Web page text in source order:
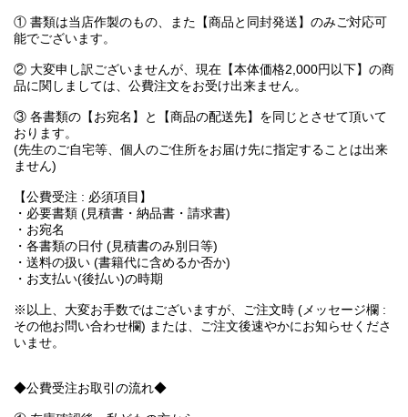
① 書類は当店作製のもの、また【商品と同封発送】のみご対応可
能でございます。
② 大変申し訳ございませんが、現在【本体価格2,000円以下】の商
品に関しましては、公費注文をお受け出来ません。
③ 各書類の【お宛名】と【商品の配送先】を同じとさせて頂いて
おります。
(先生のご自宅等、個人のご住所をお届け先に指定することは出来
ません)
【公費受注 : 必須項目】
・必要書類 (見積書・納品書・請求書)
・お宛名
・各書類の日付 (見積書のみ別日等)
・送料の扱い (書籍代に含めるか否か)
・お支払い(後払い)の時期
※以上、大変お手数ではございますが、ご注文時 (メッセージ欄 :
その他お問い合わせ欄) または、ご注文後速やかにお知らせくださ
いませ。
◆公費受注お取引の流れ◆